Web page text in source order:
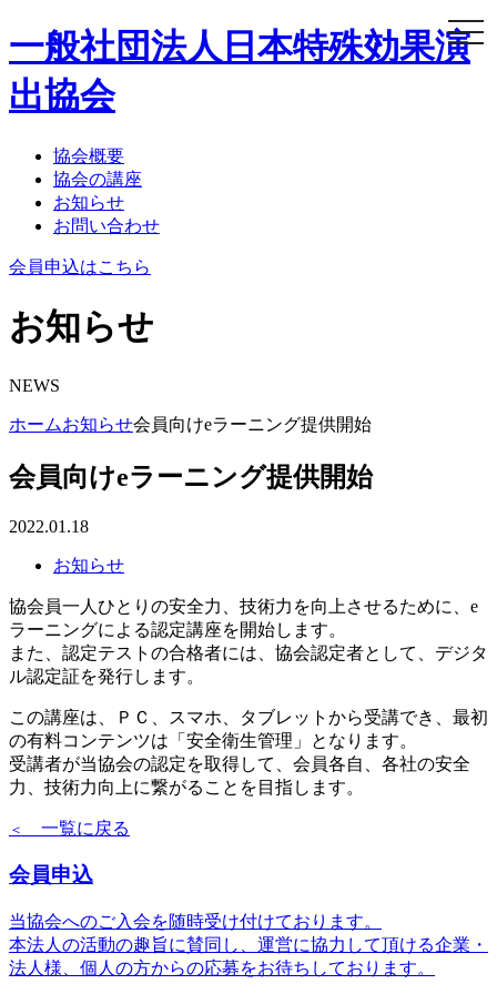
一般社団法人 日本特殊効果演
出協会
協会概要
協会の講座
お知らせ
お問い合わせ
会員申込はこちら
お知らせ
NEWS
ホームお知らせ会員向けeラーニング提供開始
会員向けeラーニング提供開始
2022.01.18
お知らせ
協会員一人ひとりの安全力、技術力を向上させるために、e
ラーニングによる認定講座を開始します。
また、認定テストの合格者には、協会認定者として、デジタ
ル認定証を発行します。
この講座は、ＰＣ、スマホ、タブレットから受講でき、最初
の有料コンテンツは「安全衛生管理」となります。
受講者が当協会の認定を取得して、会員各自、各社の安全
力、技術力向上に繋がることを目指します。
＜ 一覧に戻る
会員申込
当協会へのご入会を随時受け付けております。
本法人の活動の趣旨に賛同し、運営に協力して頂ける企業・
法人様、個人の方からの応募をお待ちしております。